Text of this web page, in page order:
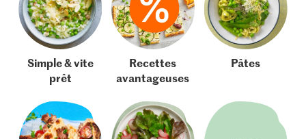
Simple & vite
prêt
Recettes
avantageuses
Pâtes